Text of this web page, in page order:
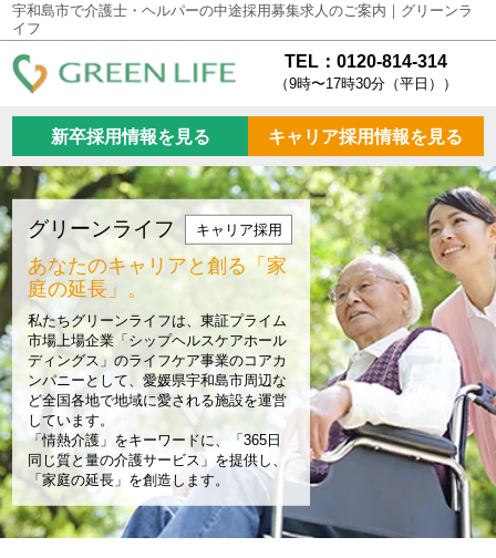
宇和島市で介護士・ヘルパーの中途採用募集求人のご案内｜グリーンラ
イフ
TEL：0120-814-314
（9時〜17時30分（平日））
新卒採用情報を見る キャリア採用情報を見る
グリーンライフ キャリア採用
あなたのキャリアと創る「家
庭の延長」。
私たちグリーンライフは、東証プライム
市場上場企業「シップヘルスケアホール
ディングス」のライフケア事業のコアカ
ンパニーとして、愛媛県宇和島市周辺な
ど全国各地で地域に愛される施設を運営
しています。
「情熱介護」をキーワードに、「365日
同じ質と量の介護サービス」を提供し、
「家庭の延長」を創造します。